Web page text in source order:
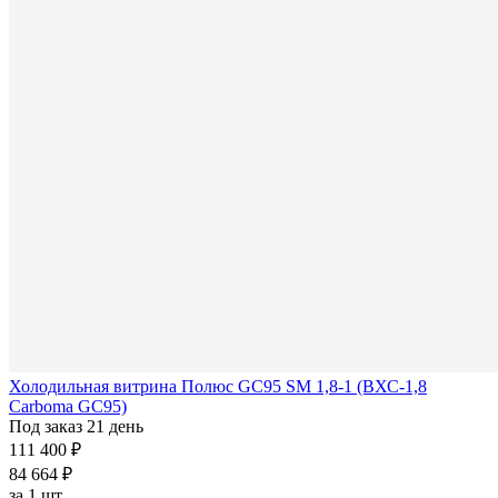
Холодильная витрина Полюс GC95 SM 1,8-1 (ВХС-1,8
Carboma GC95)
Под заказ 21 день
111 400 ₽
84 664 ₽